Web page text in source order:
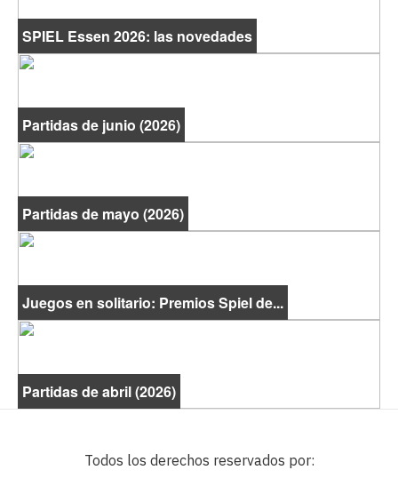
SPIEL Essen 2026: las novedades
Partidas de junio (2026)
Partidas de mayo (2026)
Juegos en solitario: Premios Spiel de...
Partidas de abril (2026)
Todos los derechos reservados por: